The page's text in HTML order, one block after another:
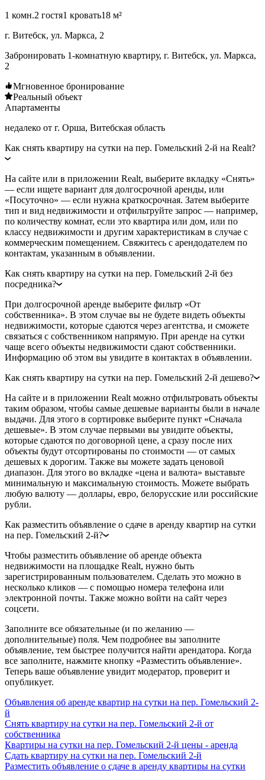
1 комн.2 гостя1 кровать18 м²
г. Витебск, ул. Маркса, 2
Забронировать 1-комнатную квартиру, г. Витебск, ул. Маркса,
2
Мгновенное бронирование
Реальный объект
Апартаменты
недалеко от г. Орша, Витебская область
Как снять квартиру на сутки на пер. Гомельский 2-й на Realt?
На сайте или в приложении Realt, выберите вкладку «Снять»
— если ищете вариант для долгосрочной аренды, или
«Посуточно» — если нужна краткосрочная. Затем выберите
тип и вид недвижимости и отфильтруйте запрос — например,
по количеству комнат, если это квартира или дом, или по
классу недвижимости и другим характеристикам в случае с
коммерческим помещением. Свяжитесь с арендодателем по
контактам, указанным в объявлении.
Как снять квартиру на сутки на пер. Гомельский 2-й без
посредника?
При долгосрочной аренде выберите фильтр «От
собственника». В этом случае вы не будете видеть объекты
недвижимости, которые сдаются через агентства, и сможете
связаться с собственником напрямую. При аренде на сутки
чаще всего объекты недвижимости сдают собственники.
Информацию об этом вы увидите в контактах в объявлении.
Как снять квартиру на сутки на пер. Гомельский 2-й дешево?
На сайте и в приложении Realt можно отфильтровать объекты
таким образом, чтобы самые дешевые варианты были в начале
выдачи. Для этого в сортировке выберите пункт «Сначала
дешевые». В этом случае первыми вы увидите объекты,
которые сдаются по договорной цене, а сразу после них
объекты будут отсортированы по стоимости — от самых
дешевых к дорогим. Также вы можете задать ценовой
диапазон. Для этого во вкладке «цена и валюта» выставьте
минимальную и максимальную стоимость. Можете выбрать
любую валюту — доллары, евро, белорусские или российские
рубли.
Как разместить объявление о сдаче в аренду квартир на сутки
на пер. Гомельский 2-й?
Чтобы разместить объявление об аренде объекта
недвижимости на площадке Realt, нужно быть
зарегистрированным пользователем. Сделать это можно в
несколько кликов — с помощью номера телефона или
электронной почты. Также можно войти на сайт через
соцсети.
Заполните все обязательные (и по желанию —
дополнительные) поля. Чем подробнее вы заполните
объявление, тем быстрее получится найти арендатора. Когда
все заполните, нажмите кнопку «Разместить объявление».
Теперь ваше объявление увидит модератор, проверит и
опубликует.
Объявления об аренде квартир на сутки на пер. Гомельский 2-
й
Снять квартиру на сутки на пер. Гомельский 2-й от
собственника
Квартиры на сутки на пер. Гомельский 2-й цены - аренда
Сдать квартиру на сутки на пер. Гомельский 2-й
Разместить объявление о сдаче в аренду квартиры на сутки